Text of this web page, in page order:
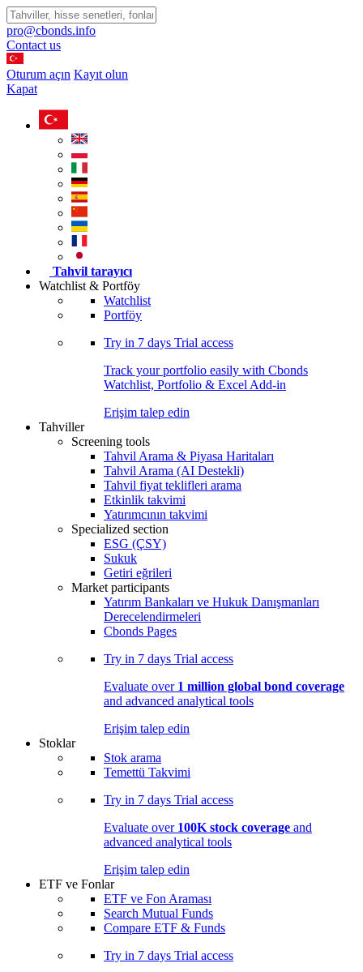
pro@cbonds.info
Contact us
Oturum açın Kayıt olun
Kapat
Tahvil tarayıcı
Watchlist & Portföy
Watchlist
Portföy
Try in 7 days Trial access
Track your portfolio easily with Cbonds
Watchlist, Portfolio & Excel Add-in
Erişim talep edin
Tahviller
Screening tools
Tahvil Arama & Piyasa Haritaları
Tahvil Arama (AI Destekli)
Tahvil fiyat teklifleri arama
Etkinlik takvimi
Yatırımcının takvimi
Specialized section
ESG (ÇSY)
Sukuk
Getiri eğrileri
Market participants
Yatırım Bankaları ve Hukuk Danışmanları
Derecelendirmeleri
Cbonds Pages
Try in 7 days Trial access
Evaluate over 1 million global bond coverage
and advanced analytical tools
Erişim talep edin
Stoklar
Stok arama
Temettü Takvimi
Try in 7 days Trial access
Evaluate over 100K stock coverage and
advanced analytical tools
Erişim talep edin
ETF ve Fonlar
ETF ve Fon Araması
Search Mutual Funds
Compare ETF & Funds
Try in 7 days Trial access